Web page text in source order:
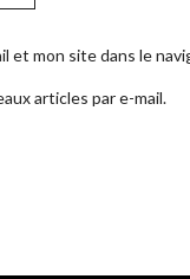
et mon site dans le
articles par e-mail.